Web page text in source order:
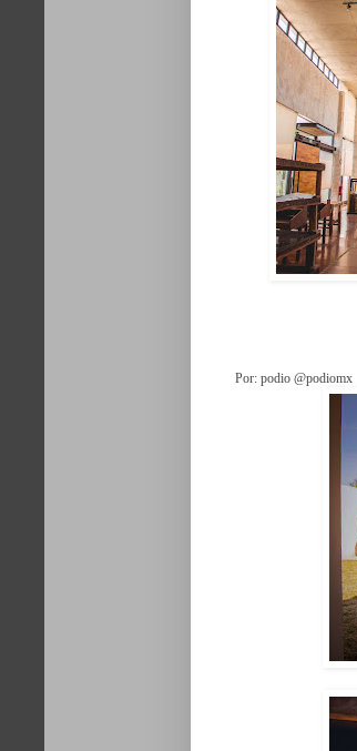
Por: podio @podiomx